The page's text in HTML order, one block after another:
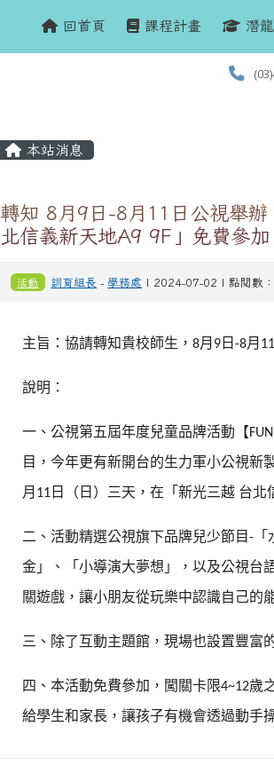
回首頁 課程計畫 潛龍
本站消息
轉知 8月9日-8月11日公視舉辦
北信義新天地A9 9F」免費參
活動 訓育組長 - 學務處 | 2024-07-02 | 點閱數
主旨：協請轉知貴校師生， 8月 9日 -8月 11
說明：
一、公視第五屆年度兒童品牌活動【FUN
目，今年更有新開台的生力軍小公視新
月 11 日（日）三天，在「新光三越 台北
二、活動精選公視旗下品牌兒少節目-「
金」、「小導演大夢想」，以及公視台
關遊戲，讓小朋友從玩樂中認識自己的
三、除了互動主題館，現場也設置豐富
四、本活動免費參加，闖關卡限4~12歲
給學生和家長，讓孩子有機會透過動手